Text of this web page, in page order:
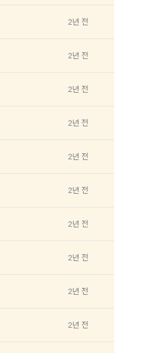
2년 전
2년 전
2년 전
2년 전
2년 전
2년 전
2년 전
2년 전
2년 전
2년 전